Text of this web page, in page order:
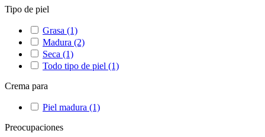
Tipo de piel
Grasa (1)
Madura (2)
Seca (1)
Todo tipo de piel (1)
Crema para
Piel madura (1)
Preocupaciones